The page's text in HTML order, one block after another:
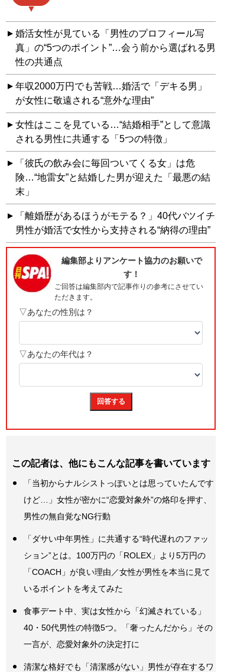
婚活女性が見ている「男性のプロフィール写
真」の“5つのポイント”…会う前から選ばれる男
性の共通点
年収2000万円でも苦戦…婚活で「デキる男」
が女性に敬遠される“意外な理由”
女性はここを見ている…“結婚相手”として意識
される男性に共通する「5つの特徴」
「彼氏の飲み会に毎回ついてくる女」は危
険…“地雷女”と結婚した男が迎えた「最悪の結
末」
「離婚歴があるほうがモテる？」40代バツイチ
男性が婚活で女性から支持される“納得の理由”
この記者は、他にもこんな記事を書いています
「当初からナルシストっぽいとは思っていたんです
けど…」女性が密かに“恋愛対象外”の烙印を押す、
男性の無自覚なNG行動
「ダサい中年男性」に共通する“時代遅れのファッ
ション”とは。100万円の「ROLEX」より5万円の
「COACH」が良い理由／女性が男性を本当に見て
いるポイントを考えてみた
食事デート中、実は女性から「幻滅されている」
40・50代男性の特徴5つ。「奢ったんだから」その
一言が、恋愛対象外の決定打に
清潔な格好でも「清潔感がない」男性が存在するワ